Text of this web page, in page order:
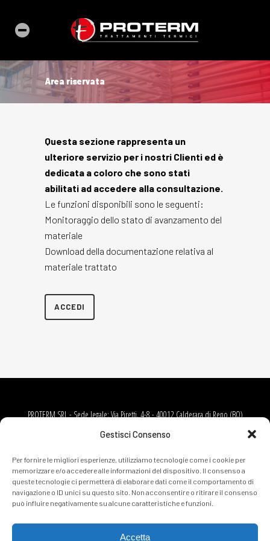
Gestisci Consenso
Per fornire le migliori esperienze, utilizziamo tecnologie come i cookie per
memorizzare e/o accedere alle informazioni del dispositivo. Il consenso a
queste tecnologie ci permetterà di elaborare dati come il comportamento di
navigazione o ID unici su questo sito. Non acconsentire o ritirare il consenso
può influire negativamente su alcune caratteristiche e funzioni.
Accetta
Area riservata
Questa sezione rappresenta un
ulteriore servizio per i nostri Clienti ed è
dedicata a coloro che sono stati
abilitati ad accedere alla consultazione.
Le funzioni disponibili sono le seguenti:
Monitoraggio dello stato di avanzamento del
materiale
Download della documentazione relativa al
materiale trattato
ACCEDI
PROTERM SRL - Sede legale: Via Piretti, 4-8 - 40012 Calderara di Reno (BO)
P.IVA 00505861203 - C.F e Reg. Imp. 00368640371 R.E.A. 212723/BO - Cap.
Cookie policy
Whistleblowing
Credits